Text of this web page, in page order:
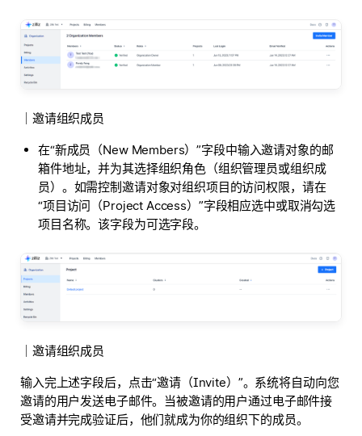
｜邀请组织成员
在“新成员（New Members）”字段中输入邀请对象的邮
箱件地址，并为其选择组织角色（组织管理员或组织成
员）。如需控制邀请对象对组织项目的访问权限，请在
“项目访问（Project Access）”字段相应选中或取消勾选
项目名称。该字段为可选字段。
｜邀请组织成员
输入完上述字段后，点击“邀请（Invite）”。系统将自动向您
邀请的用户发送电子邮件。当被邀请的用户通过电子邮件接
受邀请并完成验证后，他们就成为你的组织下的成员。